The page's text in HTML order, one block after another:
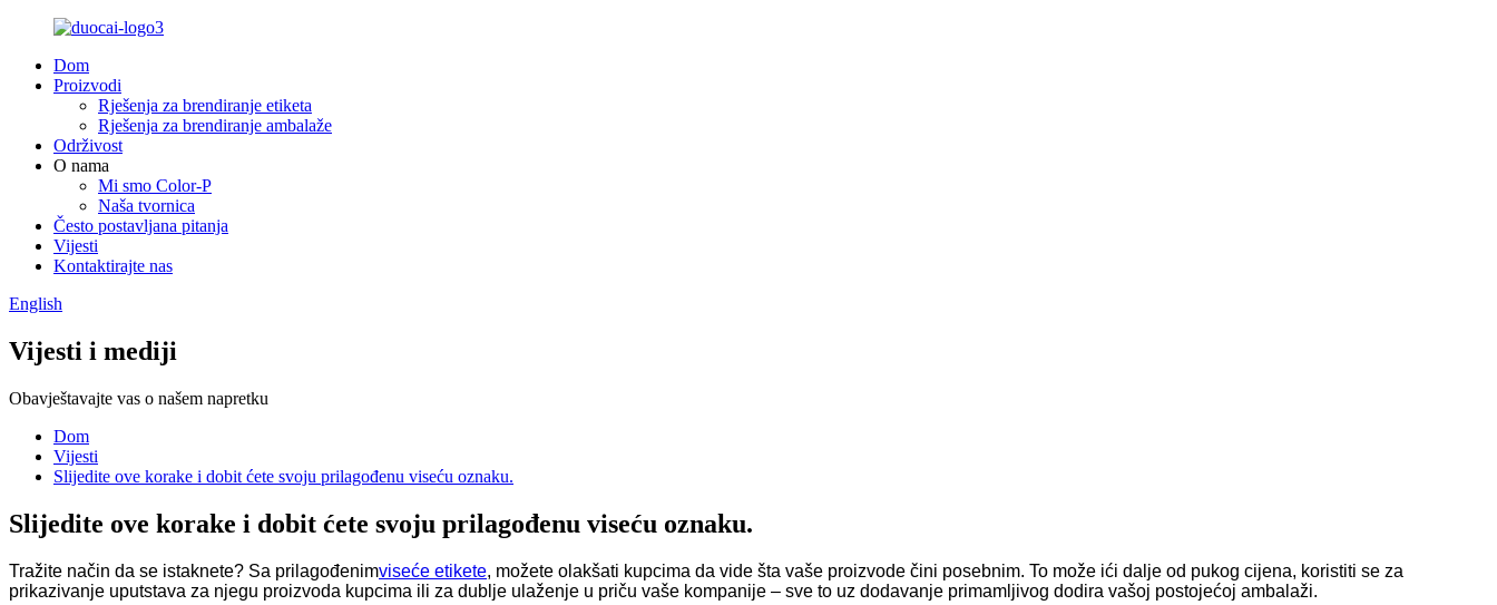
Dom
Proizvodi
Rješenja za brendiranje etiketa
Rješenja za brendiranje ambalaže
Održivost
O nama
Mi smo Color-P
Naša tvornica
Često postavljana pitanja
Vijesti
Kontaktirajte nas
English
Vijesti i mediji
Obavještavajte vas o našem napretku
Dom
Vijesti
Slijedite ove korake i dobit ćete svoju prilagođenu viseću oznaku.
Slijedite ove korake i dobit ćete svoju prilagođenu viseću oznaku.
Tražite način da se istaknete? Sa prilagođenimviseće etikete, možete olakšati kupcima da vide šta vaše proizvode čini posebnim. To može ići dalje od pukog cijena, koristiti se za
prikazivanje uputstava za njegu proizvoda kupcima ili za dublje ulaženje u priču vaše kompanije – sve to uz dodavanje primamljivog dodira vašoj postojećoj ambalaži.